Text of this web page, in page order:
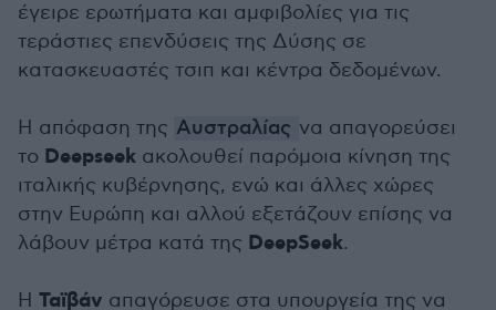
έγειρε ερωτήματα και αμφιβολίες για τις
τεράστιες επενδύσεις της Δύσης σε
κατασκευαστές τσιπ και κέντρα δεδομένων.
Η απόφαση της Αυστραλίας να απαγορεύσει
το Deepseek ακολουθεί παρόμοια κίνηση της
ιταλικής κυβέρνησης, ενώ και άλλες χώρες
στην Ευρώπη και αλλού εξετάζουν επίσης να
λάβουν μέτρα κατά της DeepSeek.
Η Ταϊβάν απαγόρευσε στα υπουργεία της να